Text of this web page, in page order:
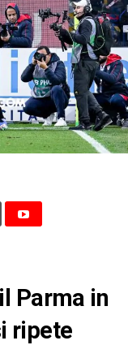
Parma in
ripete